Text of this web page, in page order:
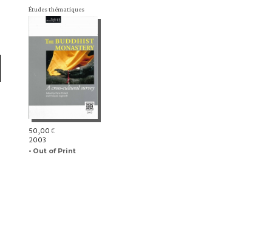
Études thématiques
50,00 €
2003
• Out of Print